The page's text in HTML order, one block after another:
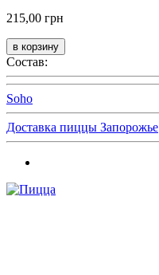
215,00 грн
Состав:
Soho
Доставка пиццы Запорожье